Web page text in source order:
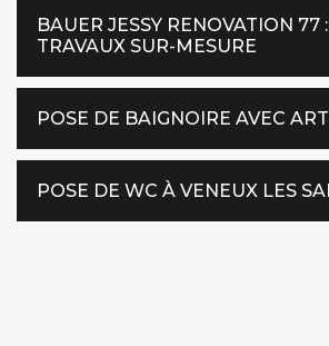
BAUER JESSY RENOVATION 77
TRAVAUX SUR-MESURE
POSE DE BAIGNOIRE AVEC
POSE DE WC À VENEUX LES